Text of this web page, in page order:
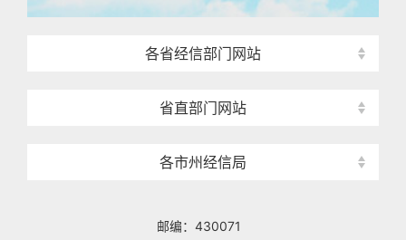
各省经信部门网站
省直部门网站
各市州经信局
邮编：430071